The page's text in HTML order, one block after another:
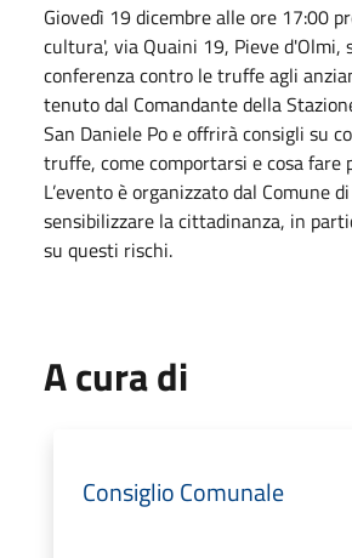
Giovedì 19 dicembre alle ore 17:00
cultura', via Quaini 19, Pieve d'Olmi,
conferenza contro le truffe agli
tenuto dal Comandante della
San Daniele Po e offrirà consigli su
truffe, come comportarsi e cosa fare
L’evento è organizzato dal Comune
sensibilizzare la cittadinanza, in
su questi rischi.
A cura di
Consiglio Comunale